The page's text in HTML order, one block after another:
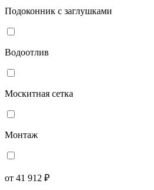
Подоконник с заглушками
Водоотлив
Москитная сетка
Монтаж
от 41 912 ₽